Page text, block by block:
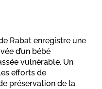
Rabat enregistre une
d’un bébé
vulnérable. Un
efforts de
préservation de la